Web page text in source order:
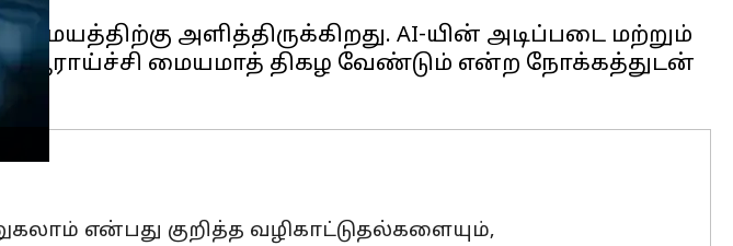
அளித்திருக்கிறது. AI-யின் அடிப்படை மற்றும்
ஆராய்ச்சி மையமாத் திகழ வேண்டும் என்ற நோக்கத்துடன்
என்பது குறித்த வழிகாட்டுதல்களையும்,